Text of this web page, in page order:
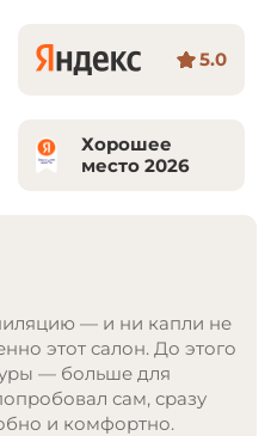
5.0
Хорошее
место 2026
— и ни капли не
этот салон. До этого
— больше для
сам, сразу
и комфортно.